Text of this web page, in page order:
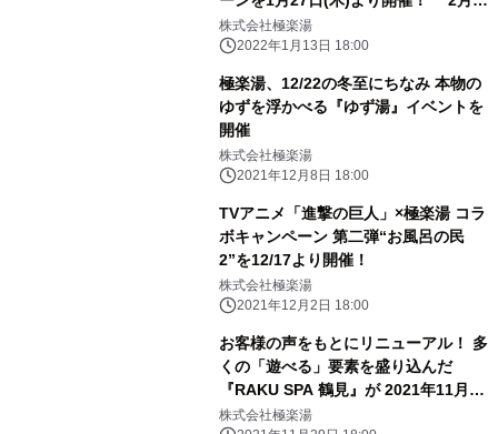
日(日)から風呂の日スペシャルイラス
トの 描き下ろしも追加登場！
株式会社極楽湯
2022年1月13日 18:00
極楽湯、12/22の冬至にちなみ 本物の
ゆずを浮かべる『ゆず湯』イベントを
開催
株式会社極楽湯
2021年12月8日 18:00
TVアニメ「進撃の巨人」×極楽湯 コラ
ボキャンペーン 第二弾“お風呂の民
2”を12/17より開催！
株式会社極楽湯
2021年12月2日 18:00
お客様の声をもとにリニューアル！ 多
くの「遊べる」要素を盛り込んだ
『RAKU SPA 鶴見』が 2021年11月26
日(金)にリニューアルオープン！
株式会社極楽湯